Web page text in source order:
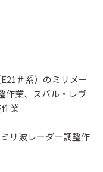
＃系）のミリメー
作業、スバル・レヴ
業
リ波レーダー調整作